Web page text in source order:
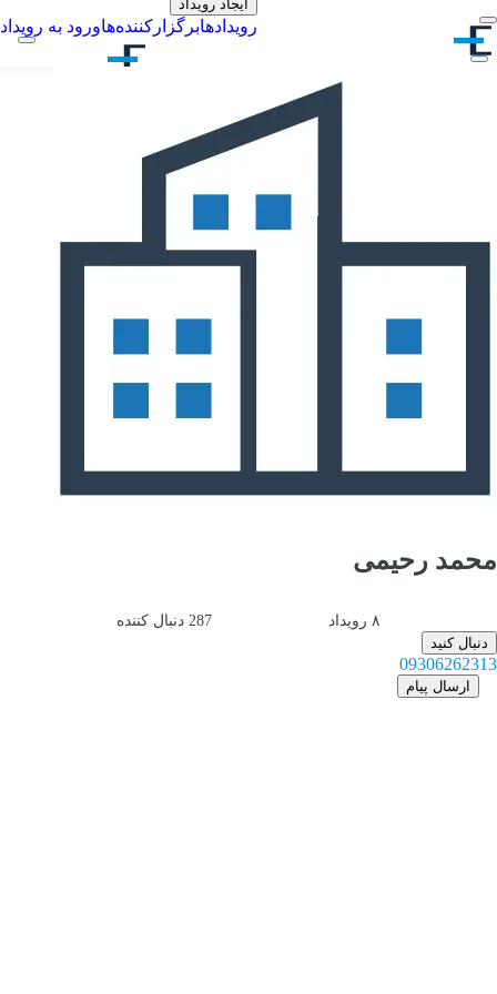
ایجاد رویداد
رویدادهابرگزارکننده‌هاورود به رویداد
محمد رحیمی
۸ رویداد 287 دنبال کننده
دنبال کنید
09306262313
ارسال پیام